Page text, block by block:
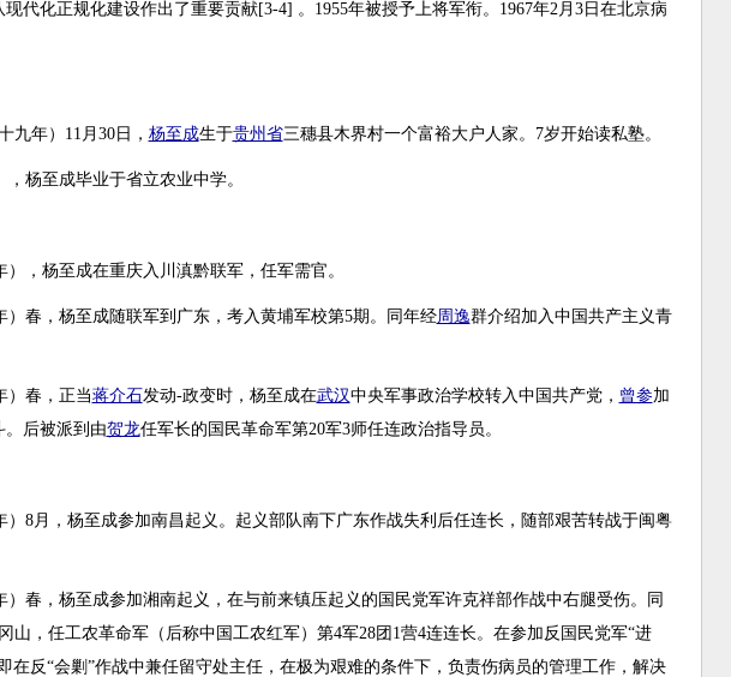
代化正规化建设作出了重要贡献[3-4] 。1955年被授予上将军衔。1967年2月3日在北京病
九年）11月30日， 杨至成生于贵州省三穗县木界村一个富裕大户人家。7岁开始读私塾。
，杨至成毕业于省立农业中学。
），杨至成在重庆入川滇黔联军，任军需官。
）春，杨至成随联军到广东，考入黄埔军校第5期。同年经周逸群介绍加入中国共产主义青
）春，正当蒋介石发动-政变时，杨至成在武汉中央军事政治学校转入中国共产党， 曾参加
。后被派到由贺龙任军长的国民革命军第20军3师任连政治指导员。
）8月，杨至成参加南昌起义。起义部队南下广东作战失利后任连长，随部艰苦转战于闽粤
）春，杨至成参加湘南起义，在与前来镇压起义的国民党军许克祥部作战中右腿受伤。同
山，任工农革命军（后称中国工农红军）第4军28团1营4连连长。在参加反国民党军“进
在反“会剿”作战中兼任留守处主任，在极为艰难的条件下，负责伤病员的管理工作，解决